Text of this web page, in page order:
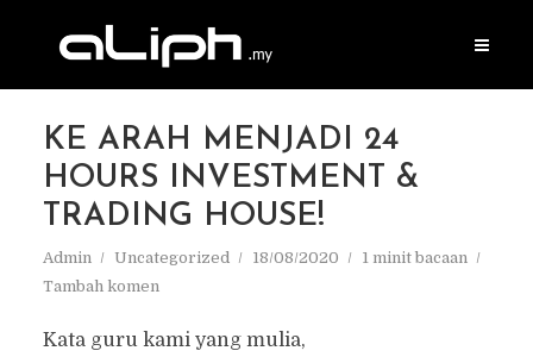
KE ARAH MENJADI 24
HOURS INVESTMENT &
TRADING HOUSE!
Admin Uncategorized 18/08/2020
1 minit bacaan
Tambah komen
Kata guru kami yang mulia,